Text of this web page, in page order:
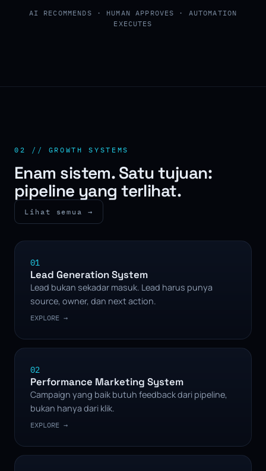
AI RECOMMENDS · HUMAN APPROVES · AUTOMATION
EXECUTES
02 // GROWTH SYSTEMS
Enam sistem. Satu tujuan:
pipeline yang terlihat.
Lihat semua →
01
Lead Generation System
Lead bukan sekadar masuk. Lead harus punya
source, owner, dan next action.
EXPLORE →
02
Performance Marketing System
Campaign yang baik butuh feedback dari pipeline,
bukan hanya dari klik.
EXPLORE →